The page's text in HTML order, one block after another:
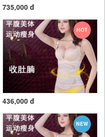
735,000 đ
HOT
436,000 đ
NEW